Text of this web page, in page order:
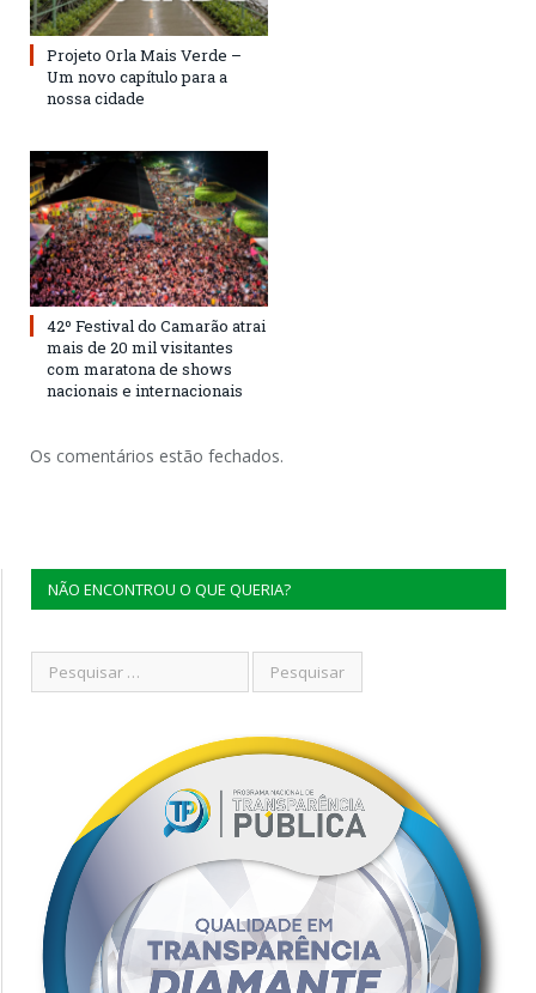
Projeto Orla Mais Verde –
Um novo capítulo para a
nossa cidade
42º Festival do Camarão atrai
mais de 20 mil visitantes
com maratona de shows
nacionais e internacionais
Os comentários estão fechados.
NÃO ENCONTROU O QUE QUERIA?